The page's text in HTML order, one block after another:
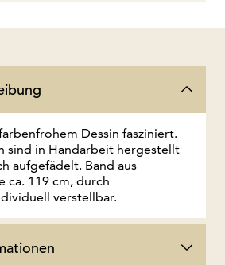
Dessin fasziniert.
sind in Handarbeit hergestellt
aufgefädelt. Band aus
ca. 119 cm, durch
verstellbar.